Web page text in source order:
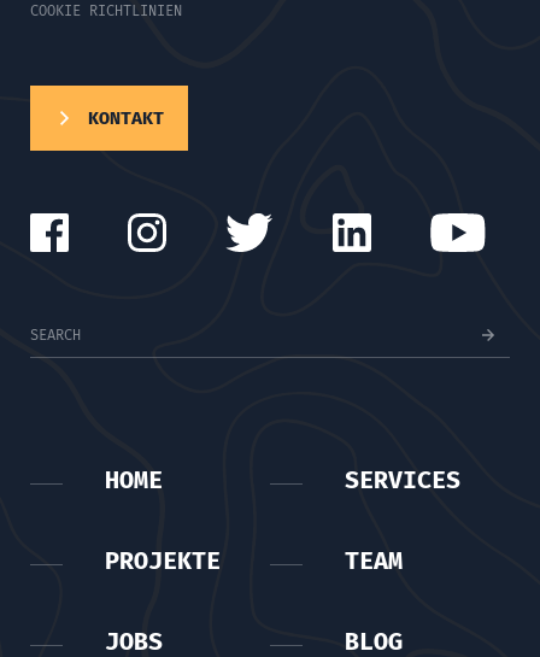
COOKIE RICHTLINIEN
KONTAKT
HOME SERVICES
PROJEKTE TEAM
JOBS BLOG